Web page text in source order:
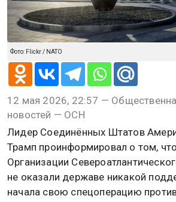
Фото: Flickr / NATO
12 мая 2026, 22:57 —
новостей — ОСН
Лидер Соединённых Штатов
Трамп проинформировал о том,
Организации
не оказали державе никакой
начала свою спецоперацию